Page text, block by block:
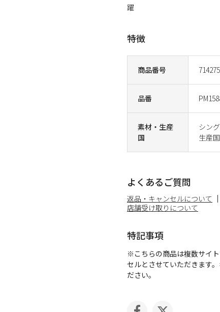
商品番号
品番
素材・生産
国
シン
生産
躍
特徴
よくあるご質問
返品・キャンセルについて
店舗受け取りについて
特記事項
※こちらの商品は複数サイ
セルとさせていただきます
ださい。